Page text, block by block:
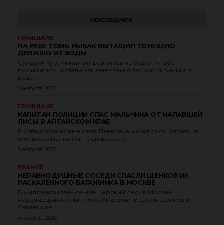
ПОСЛЕДНЕЕ
ГРАЖДАНЕ
НА РЕКЕ ТОМЬ РЫБАК ВЫТАЩИЛ ТОНУЩУЮ
ДЕВУШКУ ИЗ ВОДЫ
Супруги Кузьминых отправились на берег, чтобы
порыбачить, и стали свидетелями опасной ситуации: в
воде...
7 августа 2026
ГРАЖДАНЕ
КАПИТАН ПОЛИЦИИ СПАС МАЛЬЧИКА ОТ НАПАВШЕЙ
ЛИСЫ В АЛТАЙСКОМ КРАЕ
В Алтайском крае в селе Павловка дикая лиса напала на
6‑летнего мальчика, гостившего у...
5 августа 2026
РАЗНОЕ
НЕРАВНОДУШНЫЕ СОСЕДИ СПАСЛИ ЩЕНКОВ ИЗ
РАСКАЛЁННОГО БАГАЖНИКА В МОСКВЕ
В жилом комплексе «Мещерский лес» в Москве
неравнодушные жители обнаружили шесть щенков в
багажнике...
4 августа 2026